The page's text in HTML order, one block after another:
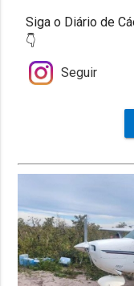
Siga o Diário de
👇
Seguir